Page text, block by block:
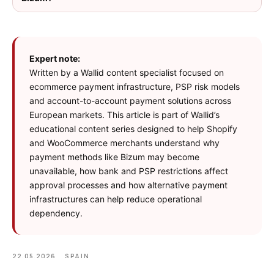
Expert note:
Written by a Wallid content specialist focused on
ecommerce payment infrastructure, PSP risk models
and account-to-account payment solutions across
European markets. This article is part of Wallid’s
educational content series designed to help Shopify
and WooCommerce merchants understand why
payment methods like Bizum may become
unavailable, how bank and PSP restrictions affect
approval processes and how alternative payment
infrastructures can help reduce operational
dependency.
22.05.2026 SPAIN